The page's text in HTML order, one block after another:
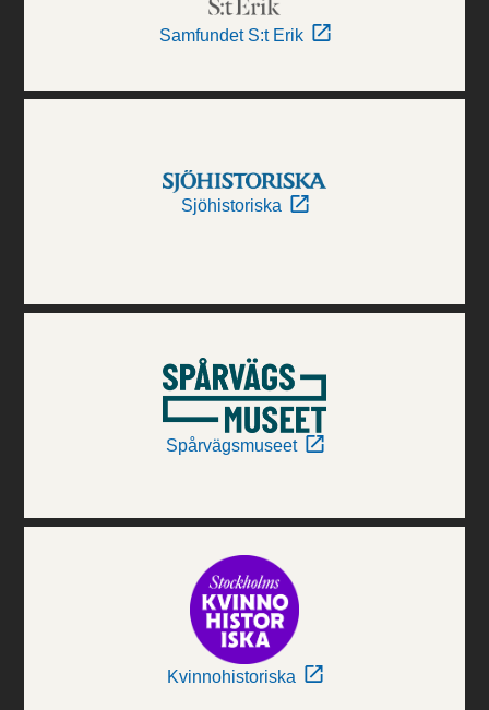
Samfundet S:t Erik
Sjöhistoriska
Spårvägsmuseet
Kvinnohistoriska